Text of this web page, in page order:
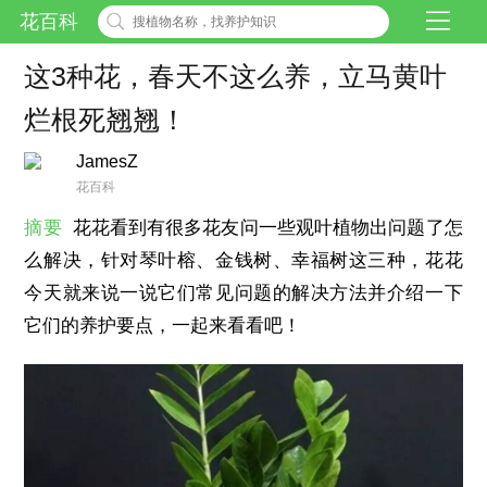
花百科
这3种花，春天不这么养，立马黄叶
烂根死翘翘！
JamesZ
花百科
摘要 花花看到有很多花友问一些观叶植物出问题了怎
么解决，针对琴叶榕、金钱树、幸福树这三种，花花
今天就来说一说它们常见问题的解决方法并介绍一下
它们的养护要点，一起来看看吧！